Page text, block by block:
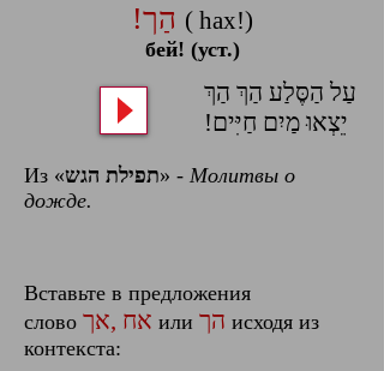
!הַך ( hах!)
бей! (уст.)
עַל הַסֶּלַע הַךְ הַךְ
!יֵצְאוּ מַיִם חַיִּים
Из «תפילת הגש» - Молитвы о
дожде.
Вставьте в предложения
слово
или הך исходя из
контекста: